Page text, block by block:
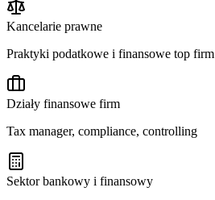
Kancelarie prawne
Praktyki podatkowe i finansowe top firm
Działy finansowe firm
Tax manager, compliance, controlling
Sektor bankowy i finansowy